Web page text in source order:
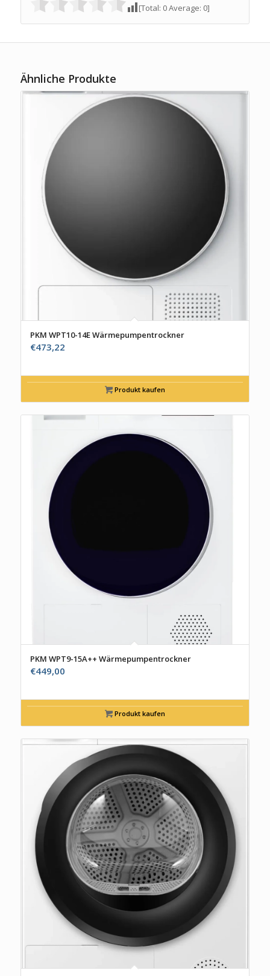
[Total: 0Average: 0]
Ähnliche Produkte
PKM WPT10-14E Wärmepumpentrockner
€473,22
Produkt kaufen
PKM WPT9-15A++ Wärmepumpentrockner
€449,00
Produkt kaufen